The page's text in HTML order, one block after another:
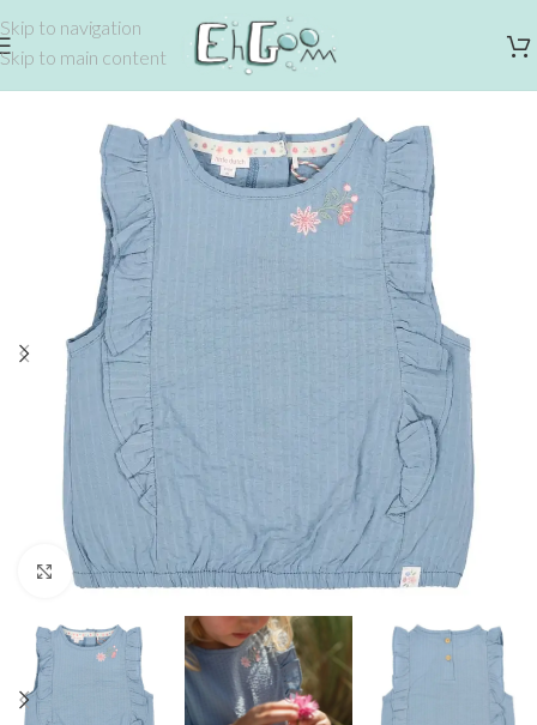
Skip to navigation
Skip to main content
Click to enlarge